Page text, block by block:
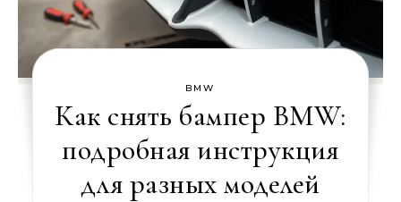
BMW
Как снять бампер BMW:
подробная инструкция
для разных моделей